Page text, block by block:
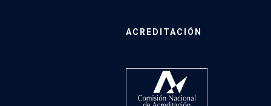
ACREDITACIÓN